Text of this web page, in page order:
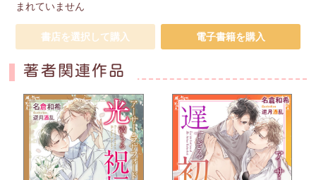
まれていません
書店を選択して購入 電子書籍を購入
著者関連作品